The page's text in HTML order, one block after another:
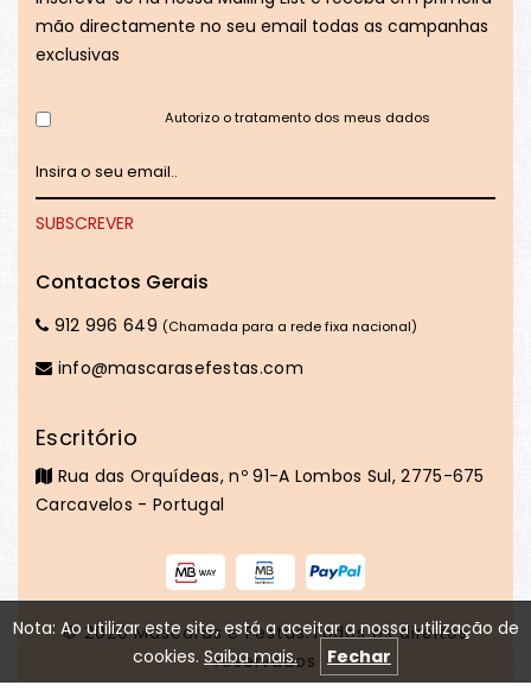
Nota: Ao utilizar este site, está a aceitar a nossa utilização de
cookies. Saiba mais. Fechar
mão directamente no seu email todas as campanhas
exclusivas
Autorizo o tratamento dos meus dados
Contactos Gerais
912 996 649 (Chamada para a rede fixa nacional)
info@mascarasefestas.com
Escritório
Rua das Orquídeas, nº 91-A Lombos Sul, 2775-675
Carcavelos - Portugal
© 2020Máscaras e Festas.Todos os direitos
reservados